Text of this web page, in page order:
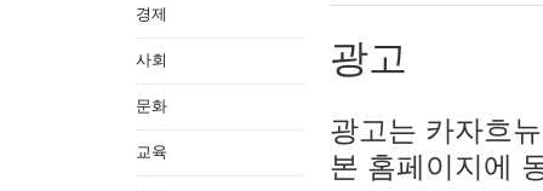
경제
사회
문화
교육
광고
광고는 카자흐
본 홈페이지에